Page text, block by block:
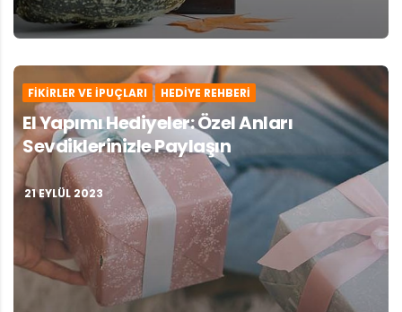
FIKIRLER VE İPUÇLARI HEDIYE REHBERI
El Yapımı Hediyeler: Özel Anları
Sevdiklerinizle Paylaşın
21 EYLÜL 2023